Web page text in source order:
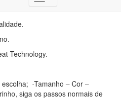
Technology.
escolha; -Tamanho – Cor –
siga os passos normais de